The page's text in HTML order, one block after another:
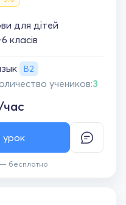
для дітей
класів
B2
учеников:3
час
бесплатно
урок